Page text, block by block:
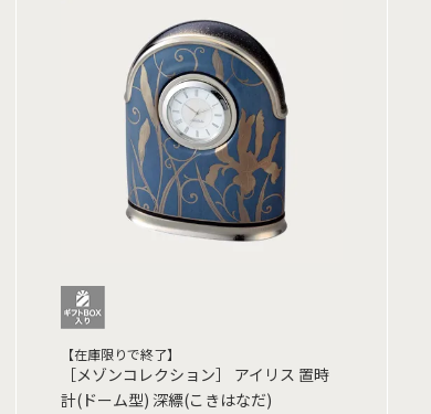
【在庫限りで終了】
［メゾンコレクション］ アイリス 置時
計(ドーム型) 深縹(こきはなだ)